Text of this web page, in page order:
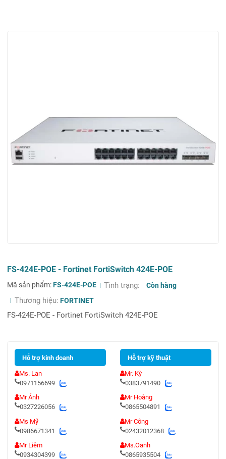
FS-424E-POE - Fortinet FortiSwitch 424E-POE
Mã sản phẩm:FS-424E-POE Tình trạng: Còn hàng
Thương hiệu: FORTINET
FS-424E-POE - Fortinet FortiSwitch 424E-POE
Hỗ trợ kinh doanh
Ms. Lan
0971156699
Mr Ánh
0327226056
Ms Mỹ
0986671341
Mr Liêm
0934304399
Hỗ trợ kỹ thuật
Mr. Kỳ
0383791490
Mr Hoàng
0865504891
Mr Công
02432012368
Ms.Oanh
0865935504